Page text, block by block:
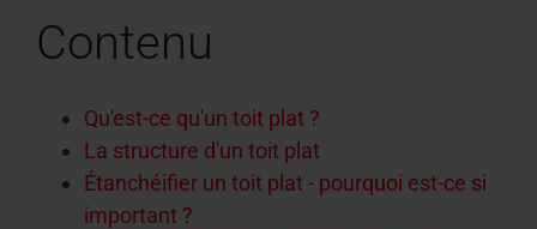
Accessoires et produits de raccordement
Contenu
Qu'est-ce qu'un toit plat ?
La structure d'un toit plat
Étanchéifier un toit plat - pourquoi est-ce si
important ?